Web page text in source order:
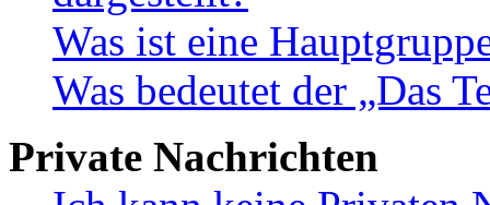
Was ist eine
Was bedeutet der „Das
Private Nachrichten